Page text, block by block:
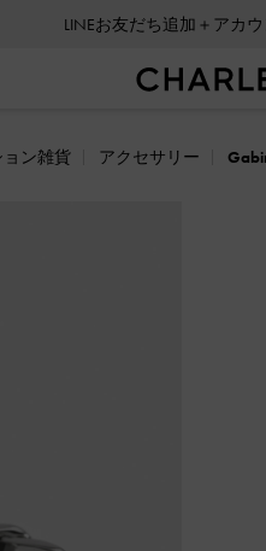
LINEお友だち追加＋アカ
ン雑貨 アクセサリー